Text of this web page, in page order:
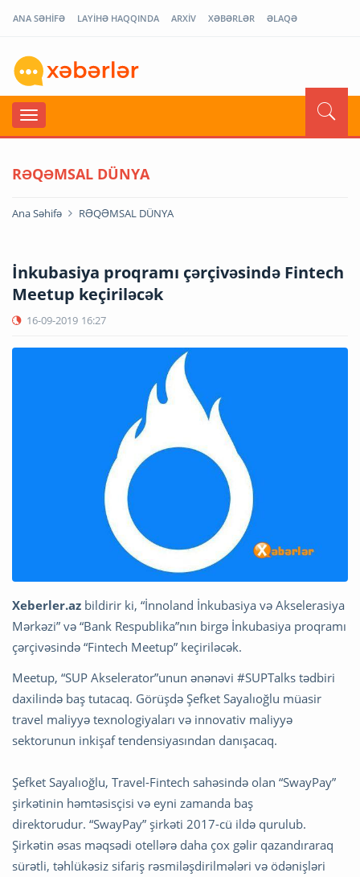
ANA SƏHİFƏ LAYİHƏ HAQQINDA ARXİV XƏBƏRLƏR ƏLAQƏ
RƏQƏMSAL DÜNYA
Ana Səhifə RƏQƏMSAL DÜNYA
İnkubasiya proqramı çərçivəsində Fintech
Meetup keçiriləcək
16-09-2019 16:27
Xeberler.az bildirir ki, “İnnoland İnkubasiya və Akselerasiya
Mərkəzi” və “Bank Respublika”nın birgə İnkubasiya proqramı
çərçivəsində “Fintech Meetup” keçiriləcək.
Meetup, “SUP Akselerator”unun ənənəvi #SUPTalks tədbiri
daxilində baş tutacaq. Görüşdə Şefket Sayalıoğlu müasir
travel maliyyə texnologiyaları və innovativ maliyyə
sektorunun inkişaf tendensiyasından danışacaq.
Şefket Sayalıoğlu, Travel-Fintech sahəsində olan “SwayPay”
şirkətinin həmtəsisçisi və eyni zamanda baş
direktorudur. “SwayPay” şirkəti 2017-cü ildə qurulub.
Şirkətin əsas məqsədi otellərə daha çox gəlir qazandıraraq
sürətli, təhlükəsiz sifariş rəsmiləşdirilmələri və ödənişləri